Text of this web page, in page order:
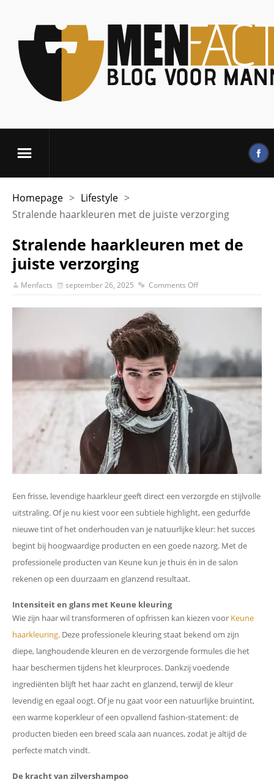
Homepage > Lifestyle >
Stralende haarkleuren met de juiste verzorging
Stralende haarkleuren met de
juiste verzorging
Menfacts september 26, 2025 Comments Off
Een frisse, levendige haarkleur geeft direct een verzorgde en stijlvolle
uitstraling. Of je nu kiest voor een subtiele highlight, een gedurfde
nieuwe tint of het onderhouden van je natuurlijke kleur: het succes
begint bij hoogwaardige producten en een goede nazorg. Met de
professionele producten van Keune kun je thuis én in de salon
rekenen op een duurzaam en glanzend resultaat.
Intensiteit en glans met Keune kleuring
Wie zijn haar wil transformeren of opfrissen kan kiezen voor Keune
haarkleuring. Deze professionele kleuring staat bekend om zijn
diepe, langhoudende kleuren en de verzorgende formules die het
haar beschermen tijdens het kleurproces. Dankzij voedende
ingrediënten blijft het haar zacht en glanzend, terwijl de kleur
levendig en egaal oogt. Of je nu gaat voor een natuurlijke bruintint,
een warme koperkleur of een opvallend fashion-statement: de
producten bieden een breed scala aan nuances, zodat je altijd de
perfecte match vindt.
De kracht van zilvershampoo